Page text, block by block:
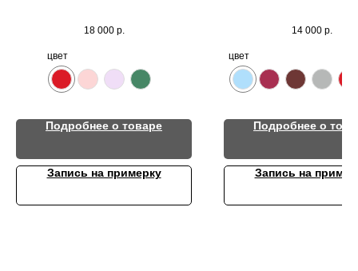
18 000 р.
цвет
Подробнее о товаре
Запись на примерку
14 000 р.
цвет
Подробнее о
Запись на